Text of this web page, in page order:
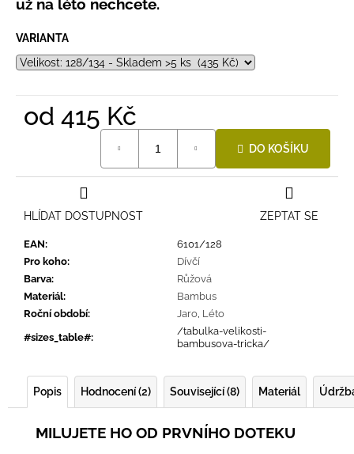
už na léto nechcete.
VARIANTA
od 415 Kč
DO KOŠÍKU
EAN:
6101/128
Pro koho:
Dívčí
Barva:
Růžová
Materiál:
Bambus
Roční období: Jaro, Léto
#sizes_table#:
/tabulka-velikosti-
bambusova-tricka/
ZEPTAT SE
HLÍDAT DOSTUPNOST
Popis Hodnocení (2) Související (8) Materiál
MILUJETE HO OD PRVNÍHO DOTEKU
MODRÁ
Kč